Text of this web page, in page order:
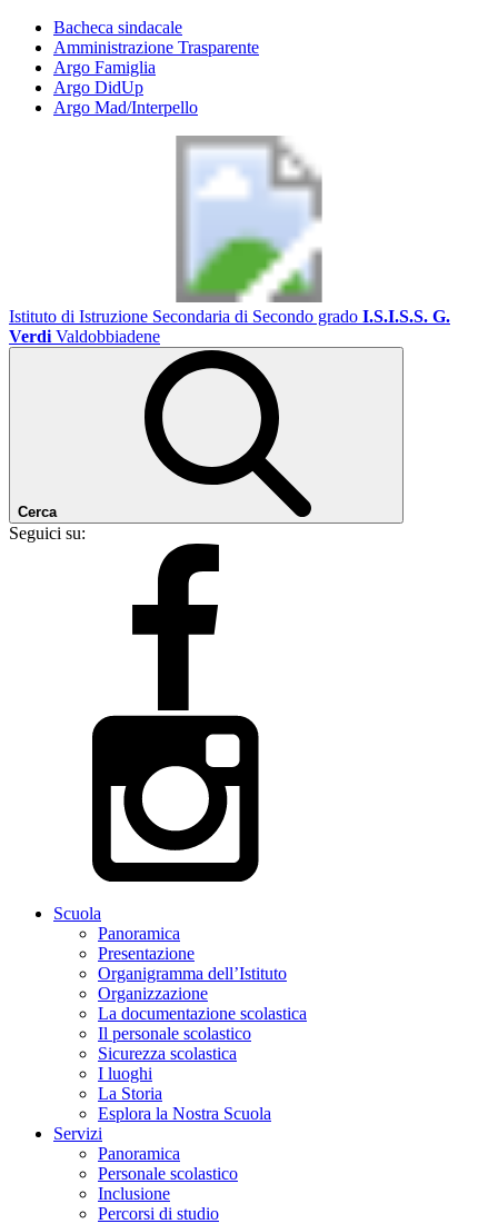
Bacheca sindacale
Amministrazione Trasparente
Argo Famiglia
Argo DidUp
Argo Mad/Interpello
Istituto di Istruzione Secondaria di Secondo grado I.S.I.S.S. G.
Verdi Valdobbiadene
Cerca
Seguici su:
Scuola
Panoramica
Presentazione
Organigramma dell’Istituto
Organizzazione
La documentazione scolastica
Il personale scolastico
Sicurezza scolastica
I luoghi
La Storia
Esplora la Nostra Scuola
Servizi
Panoramica
Personale scolastico
Inclusione
Percorsi di studio